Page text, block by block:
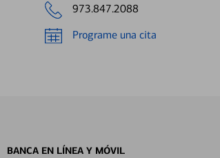
973.847.2088
Programe una cita
BANCA EN LÍNEA Y MÓVIL